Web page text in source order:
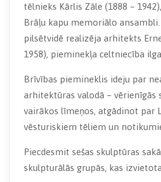
tēlnieks Kārlis Zāle (1888 –
Brāļu kapu memoriālo ansambli.
pilsētvidē realizēja arhitekts
1958), pieminekļa celtniecība
Brīvības piemineklis ideju par
arhitektūras valodā –
vairākos līmeņos, atgādinot par
vēsturiskiem tēliem un
Piecdesmit sešas skulptūras
skulpturālās grupās, kas